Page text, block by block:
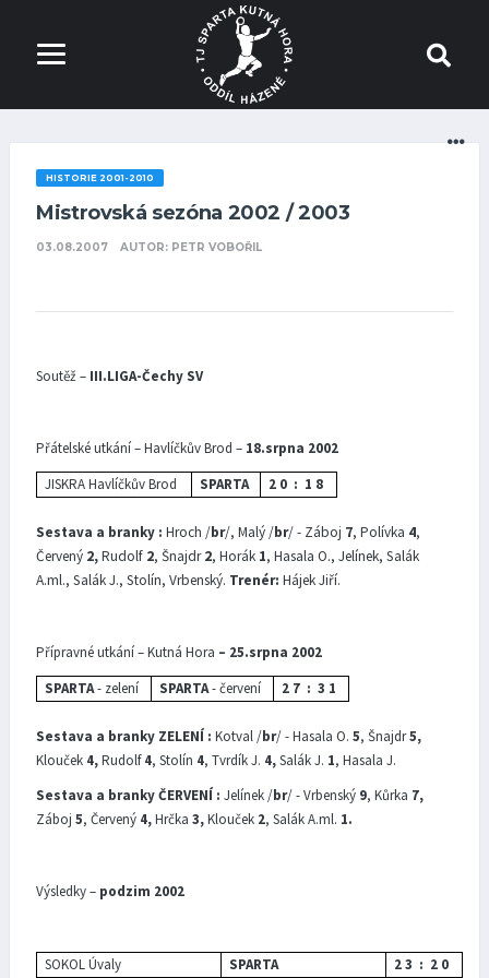
HISTORIE 2001-2010
Mistrovská sezóna 2002 / 2003
03.08.2007 AUTOR: PETR VOBOŘIL
Soutěž – III.LIGA-Čechy SV
Přátelské utkání – Havlíčkův Brod – 18.srpna 2002
JISKRA Havlíčkův Brod
SPARTA 2 0 : 1 8
Sestava a branky : Hroch /br/, Malý /br/ - Záboj 7, Polívka 4,
Červený 2,Rudolf 2, Šnajdr2, Horák 1, Hasala O., Jelínek, Salák
A.ml., Salák J., Stolín, Vrbenský. Trenér: Hájek Jiří.
Přípravné utkání – Kutná Hora – 25.srpna 2002
SPARTA- zelení SPARTA- červení 2 7 : 3 1
Sestava a branky ZELENÍ : Kotval /br/ - Hasala O. 5, Šnajdr5,
Klouček 4,Rudolf4, Stolín 4, Tvrdík J. 4,Salák J. 1, Hasala J.
Sestava a branky ČERVENÍ : Jelínek /br/ - Vrbenský 9, Kůrka 7,
Záboj 5, Červený 4,Hrčka 3,Klouček 2, Salák A.ml. 1.
Výsledky – podzim 2002
SOKOL Úvaly SPARTA 2 3 : 2 0